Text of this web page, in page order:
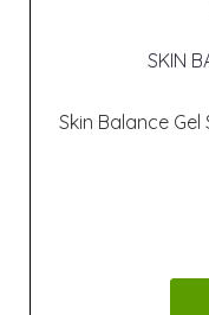
SKIN
Skin Balance